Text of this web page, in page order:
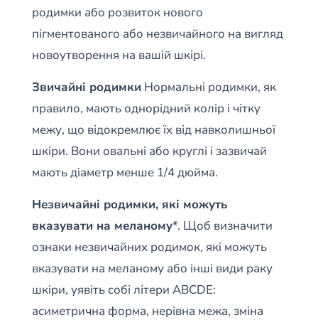
родимки або розвиток нового
пігментованого або незвичайного на вигляд
новоутворення на вашій шкірі.
Звичайні родимки Нормальні родимки, як
правило, мають однорідний колір і чітку
межу, що відокремлює їх від навколишньої
шкіри. Вони овальні або круглі і зазвичай
мають діаметр менше 1/4 дюйма.
Незвичайні родимки, які можуть
вказувати на меланому*. Щоб визначити
ознаки незвичайних родимок, які можуть
вказувати на меланому або інші види раку
шкіри, уявіть собі літери ABCDE:
асиметрична форма, нерівна межа, зміна